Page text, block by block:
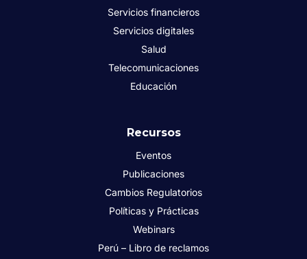
Servicios financieros
Servicios digitales
Salud
Telecomunicaciones
Educación
Recursos
Eventos
Publicaciones
Cambios Regulatorios
Políticas y Prácticas
Webinars
Perú – Libro de reclamos